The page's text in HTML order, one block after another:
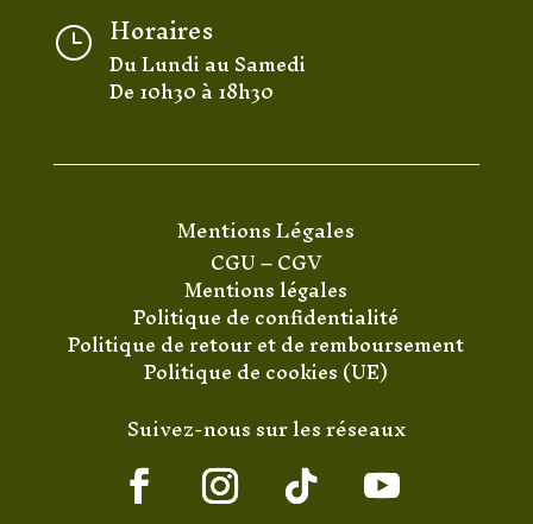
} Horaires
Du Lundi au Samedi
De 10h30 à 18h30
Mentions Légales
CGU–CGV
Mentions légales
Politique de confidentialité
Politique de retour et de remboursement
Politique de cookies (UE)
Suivez-nous sur les réseaux